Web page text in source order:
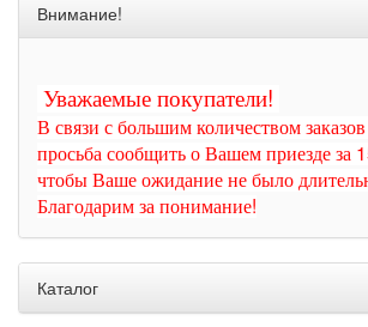
Внимание!
Уважаемые покупатели!
В связи с большим количеством
просьба сообщить о Вашем приезде за
чтобы Ваше ожидание не было
Благодарим за понимание!
Каталог